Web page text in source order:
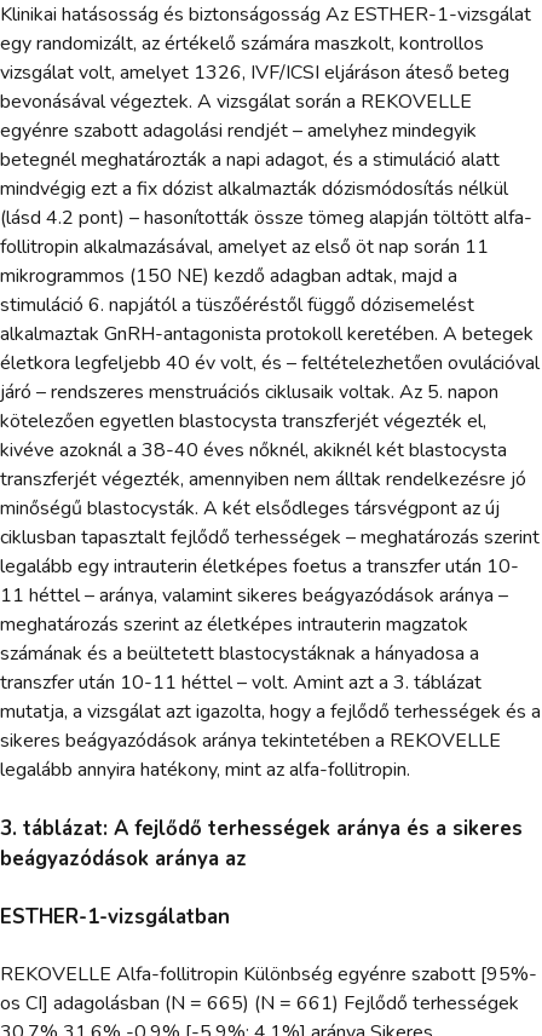
Klinikai hatásosság és biztonságosság Az ESTHER-1-vizsgálat
egy randomizált, az értékelő számára maszkolt, kontrollos
vizsgálat volt, amelyet 1326, IVF/ICSI eljáráson áteső beteg
bevonásával végeztek. A vizsgálat során a REKOVELLE
egyénre szabott adagolási rendjét – amelyhez mindegyik
betegnél meghatározták a napi adagot, és a stimuláció alatt
mindvégig ezt a fix dózist alkalmazták dózismódosítás nélkül
(lásd 4.2 pont) – hasonították össze tömeg alapján töltött alfa-
follitropin alkalmazásával, amelyet az első öt nap során 11
mikrogrammos (150 NE) kezdő adagban adtak, majd a
stimuláció 6. napjától a tüszőéréstől függő dózisemelést
alkalmaztak GnRH-antagonista protokoll keretében. A betegek
életkora legfeljebb 40 év volt, és – feltételezhetően ovulációval
járó – rendszeres menstruációs ciklusaik voltak. Az 5. napon
kötelezően egyetlen blastocysta transzferjét végezték el,
kivéve azoknál a 38-40 éves nőknél, akiknél két blastocysta
transzferjét végezték, amennyiben nem álltak rendelkezésre jó
minőségű blastocysták. A két elsődleges társvégpont az új
ciklusban tapasztalt fejlődő terhességek – meghatározás szerint
legalább egy intrauterin életképes foetus a transzfer után 10-
11 héttel – aránya, valamint sikeres beágyazódások aránya –
meghatározás szerint az életképes intrauterin magzatok
számának és a beültetett blastocystáknak a hányadosa a
transzfer után 10-11 héttel – volt. Amint azt a 3. táblázat
mutatja, a vizsgálat azt igazolta, hogy a fejlődő terhességek és a
sikeres beágyazódások aránya tekintetében a REKOVELLE
legalább annyira hatékony, mint az alfa-follitropin.
3. táblázat: A fejlődő terhességek aránya és a sikeres
beágyazódások aránya az
ESTHER-1-vizsgálatban
REKOVELLE Alfa-follitropin Különbség egyénre szabott [95%-
os CI] adagolásban (N = 665) (N = 661) Fejlődő terhességek